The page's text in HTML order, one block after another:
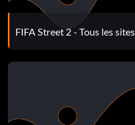
FIFA Street 2 - Tous les sites